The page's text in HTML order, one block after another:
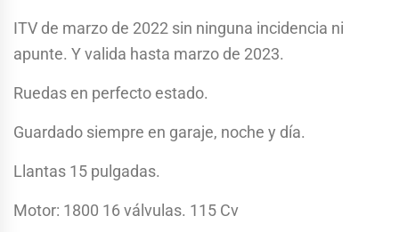
ITV de marzo de 2022 sin ninguna incidencia ni
apunte. Y valida hasta marzo de 2023.
Ruedas en perfecto estado.
Guardado siempre en garaje, noche y día.
Llantas 15 pulgadas.
Motor: 1800 16 válvulas. 115 Cv